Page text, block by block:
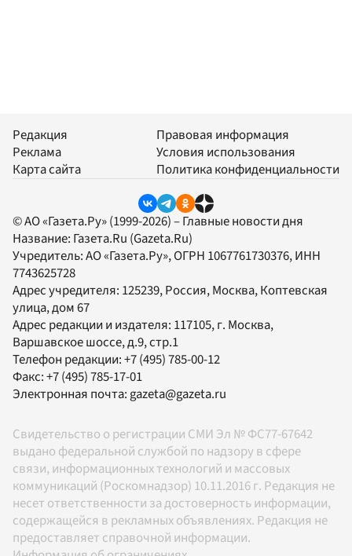
Редакция
Реклама
Карта сайта
Правовая информация
Условия использования
Политика конфиденциальности
© АО «Газета.Ру» (1999-2026) – Главные новости дня
Название: Газета.Ru (Gazeta.Ru)
Учредитель:АО «Газета.Ру», ОГРН 1067761730376, ИНН
7743625728
Адрес учредителя: 125239, Россия, Москва, Коптевская
улица, дом 67
Адрес редакции и издателя: 117105, г. Москва,
Варшавское шоссе, д.9, стр.1
Телефон редакции:+7 (495) 785-00-12
Факс:+7 (495) 785-17-01
Электронная почта: gazeta@gazeta.ru
Свидетельство о регистрации СМИ Эл № ФС77-67642
выдано федеральной службой по надзору в сфере
связи, информационных технологий и массовых
коммуникаций (Роскомнадзор) 10.11.2016 г. Редакция не
несет ответственности за достоверность информации,
содержащейся в рекламных объявлениях. Редакция не
предоставляет справочной информации.